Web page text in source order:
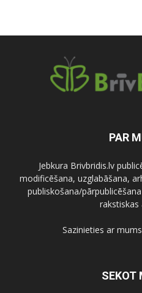
PAR
Jebkura Brivbridis.lv
modificēšana, uzglabāšana,
publiskošana/
rakstiskas
Sazinieties ar
SEKOT